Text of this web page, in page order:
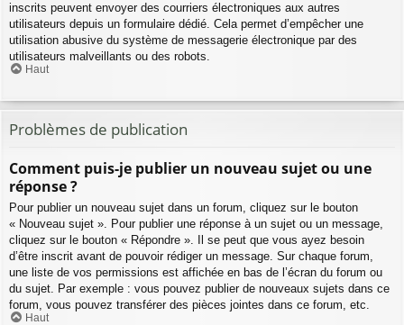
inscrits peuvent envoyer des courriers électroniques aux autres
utilisateurs depuis un formulaire dédié. Cela permet d’empêcher une
utilisation abusive du système de messagerie électronique par des
utilisateurs malveillants ou des robots.
Haut
Problèmes de publication
Comment puis-je publier un nouveau sujet ou une
réponse ?
Pour publier un nouveau sujet dans un forum, cliquez sur le bouton
« Nouveau sujet ». Pour publier une réponse à un sujet ou un message,
cliquez sur le bouton « Répondre ». Il se peut que vous ayez besoin
d’être inscrit avant de pouvoir rédiger un message. Sur chaque forum,
une liste de vos permissions est affichée en bas de l’écran du forum ou
du sujet. Par exemple : vous pouvez publier de nouveaux sujets dans ce
forum, vous pouvez transférer des pièces jointes dans ce forum, etc.
Haut